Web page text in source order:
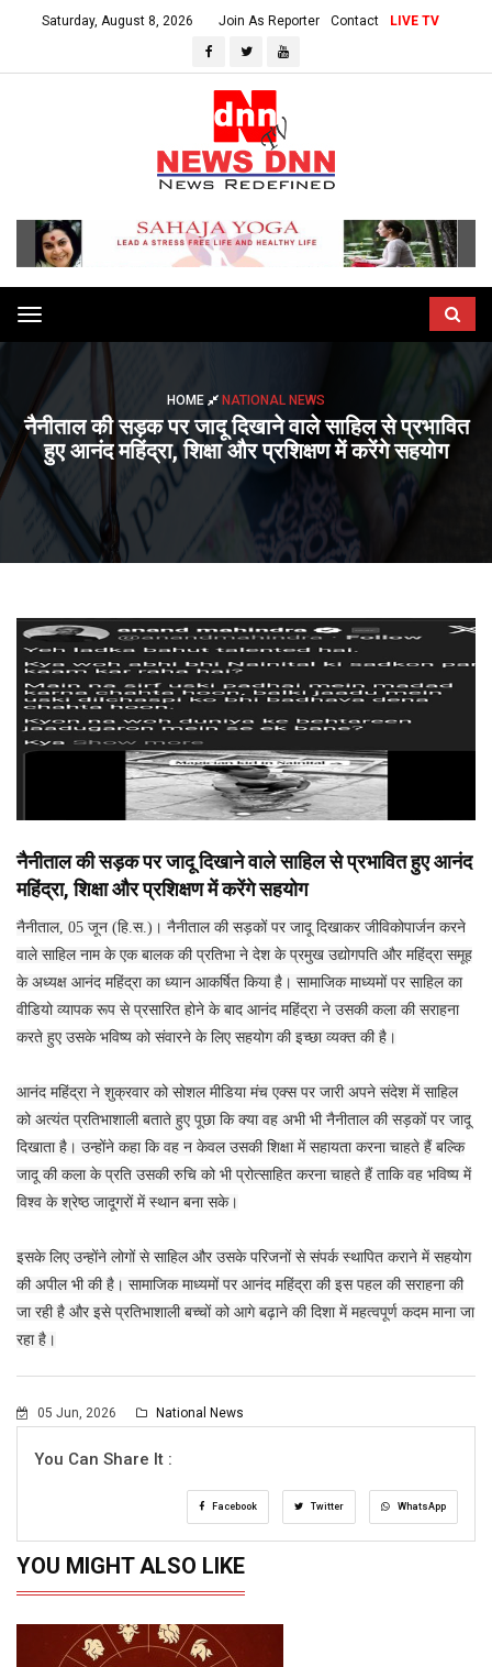
Saturday, August 8, 2026 Join As Reporter Contact LIVE TV
Toggle
navigation
HOME NATIONAL NEWS
नैनीताल की सड़क पर जादू दिखाने वाले साहिल से प्रभावित
हुए आनंद महिंद्रा, शिक्षा और प्रशिक्षण में करेंगे सहयोग
नैनीताल की सड़क पर जादू दिखाने वाले साहिल से प्रभावित हुए आनंद
महिंद्रा, शिक्षा और प्रशिक्षण में करेंगे सहयोग
नैनीताल, 05 जून (हि.स.)। नैनीताल की सड़कों पर जादू दिखाकर जीविकोपार्जन करने
वाले साहिल नाम के एक बालक की प्रतिभा ने देश के प्रमुख उद्योगपति और महिंद्रा समूह
के अध्यक्ष आनंद महिंद्रा का ध्यान आकर्षित किया है। सामाजिक माध्यमों पर साहिल का
वीडियो व्यापक रूप से प्रसारित होने के बाद आनंद महिंद्रा ने उसकी कला की सराहना
करते हुए उसके भविष्य को संवारने के लिए सहयोग की इच्छा व्यक्त की है।
आनंद महिंद्रा ने शुक्रवार को सोशल मीडिया मंच एक्स पर जारी अपने संदेश में साहिल
को अत्यंत प्रतिभाशाली बताते हुए पूछा कि क्या वह अभी भी नैनीताल की सड़कों पर जादू
दिखाता है। उन्होंने कहा कि वह न केवल उसकी शिक्षा में सहायता करना चाहते हैं बल्कि
जादू की कला के प्रति उसकी रुचि को भी प्रोत्साहित करना चाहते हैं ताकि वह भविष्य में
विश्व के श्रेष्ठ जादूगरों में स्थान बना सके।
इसके लिए उन्होंने लोगों से साहिल और उसके परिजनों से संपर्क स्थापित कराने में सहयोग
की अपील भी की है। सामाजिक माध्यमों पर आनंद महिंद्रा की इस पहल की सराहना की
जा रही है और इसे प्रतिभाशाली बच्चों को आगे बढ़ाने की दिशा में महत्वपूर्ण कदम माना जा
रहा है।
05 Jun, 2026 National News
You Can Share It :
Facebook Twitter WhatsApp
YOU MIGHT ALSO LIKE